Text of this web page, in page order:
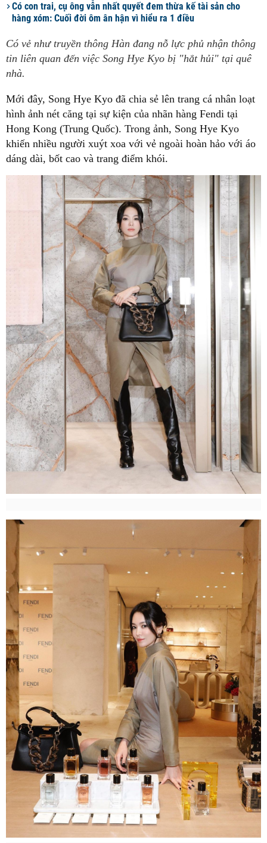
Có con trai, cụ ông vẫn nhất quyết đem thừa kế tài sản cho
hàng xóm: Cuối đời ôm ân hận vì hiểu ra 1 điều
Có vẻ như truyền thông Hàn đang nỗ lực phủ nhận thông
tin liên quan đến việc Song Hye Kyo bị "hắt hủi" tại quê
nhà.
Mới đây, Song Hye Kyo đã chia sẻ lên trang cá nhân loạt
hình ảnh nét căng tại sự kiện của nhãn hàng Fendi tại
Hong Kong (Trung Quốc). Trong ảnh, Song Hye Kyo
khiến nhiều người xuýt xoa với vẻ ngoài hoàn hảo với áo
dáng dài, bốt cao và trang điểm khói.